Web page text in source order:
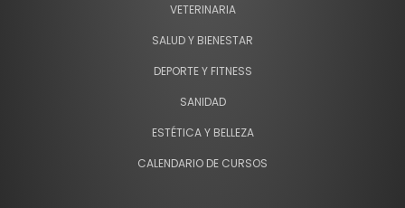
VETERINARIA
SALUD Y BIENESTAR
DEPORTE Y FITNESS
SANIDAD
ESTÉTICA Y BELLEZA
CALENDARIO DE CURSOS